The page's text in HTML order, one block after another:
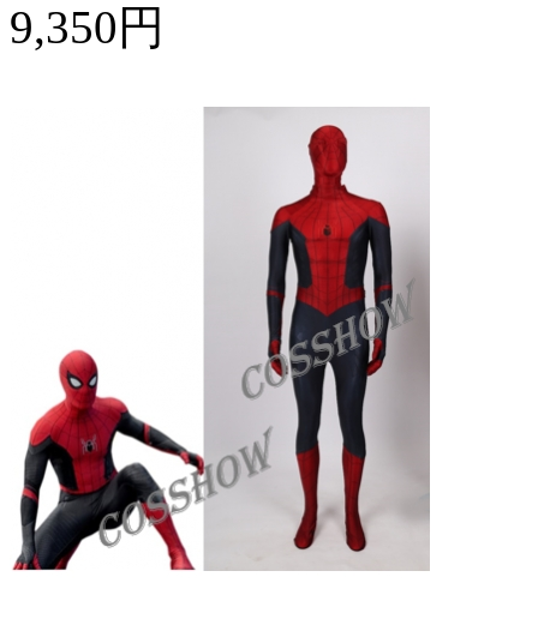
9,350円